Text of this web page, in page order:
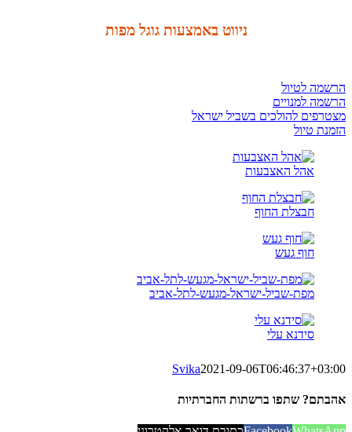
ניווט באמצעות גוגל מפות
הרשמה לטיול
הרשמה למנויים
מצטרפים להולכים בשביל ישראל
הזמנת טיול
אהל האצבעות
חבצלת החוף
חוף געש
מפת-שביל-ישראל-מגעש-לתל-אביב
סידנא עלי
Svika2021-09-06T06:46:37+03:00
אהבתם? שתפו ברשתות החברתיות